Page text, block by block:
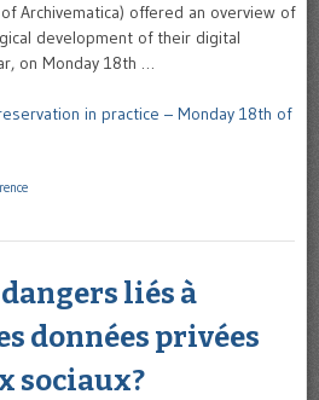
Archivematica) offered an overview of
development of their digital
on Monday 18th …
in practice – Monday 18th of
liés à
données privées
sociaux?